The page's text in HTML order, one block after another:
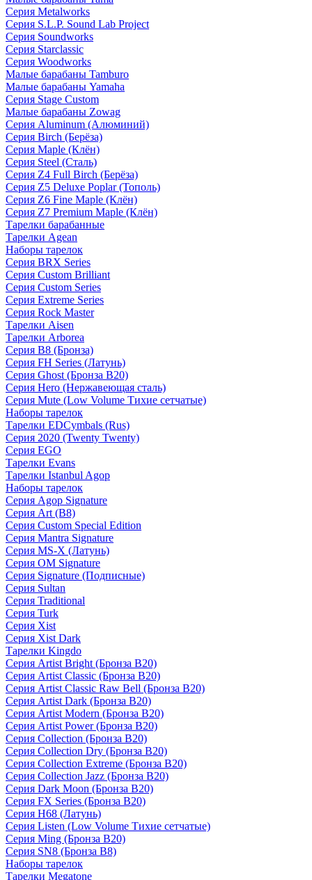
Серия Metalworks
Серия S.L.P. Sound Lab Project
Серия Soundworks
Серия Starclassic
Серия Woodworks
Малые барабаны Tamburo
Малые барабаны Yamaha
Серия Stage Custom
Малые барабаны Zowag
Серия Aluminum (Алюминий)
Серия Birch (Берёза)
Серия Maple (Клён)
Серия Steel (Сталь)
Серия Z4 Full Birch (Берёза)
Серия Z5 Deluxe Poplar (Тополь)
Серия Z6 Fine Maple (Клён)
Серия Z7 Premium Maple (Клён)
Тарелки барабанные
Тарелки Agean
Наборы тарелок
Серия BRX Series
Серия Custom Brilliant
Серия Custom Series
Серия Extreme Series
Серия Rock Master
Тарелки Aisen
Тарелки Arborea
Серия B8 (Бронза)
Серия FH Series (Латунь)
Серия Ghost (Бронза B20)
Серия Hero (Нержавеющая сталь)
Серия Mute (Low Volume Тихие сетчатые)
Наборы тарелок
Тарелки EDCymbals (Rus)
Серия 2020 (Twenty Twenty)
Серия EGO
Тарелки Evans
Тарелки Istanbul Agop
Наборы тарелок
Серия Agop Signature
Серия Art (B8)
Серия Custom Special Edition
Серия Mantra Signature
Серия MS-X (Латунь)
Серия OM Signature
Серия Signature (Подписные)
Серия Sultan
Серия Traditional
Серия Turk
Серия Xist
Серия Xist Dark
Тарелки Kingdo
Серия Artist Bright (Бронза B20)
Серия Artist Classic (Бронза B20)
Серия Artist Classic Raw Bell (Бронза B20)
Серия Artist Dark (Бронза B20)
Серия Artist Modern (Бронза B20)
Серия Artist Power (Бронза B20)
Серия Collection (Бронза B20)
Серия Collection Dry (Бронза B20)
Серия Collection Extreme (Бронза B20)
Серия Collection Jazz (Бронза B20)
Серия Dark Moon (Бронза B20)
Серия FX Series (Бронза B20)
Серия H68 (Латунь)
Серия Listen (Low Volume Тихие сетчатые)
Серия Ming (Бронза B20)
Серия SN8 (Бронза B8)
Наборы тарелок
Тарелки Megatone